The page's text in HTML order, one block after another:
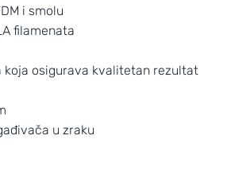
i smolu
filamenata
osigurava kvalitetan rezultat
u zraku